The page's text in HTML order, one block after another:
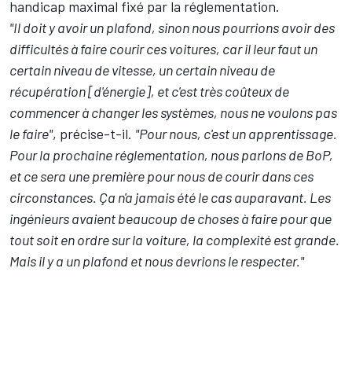
handicap maximal fixé par la réglementation.
"Il doit y avoir un plafond, sinon nous pourrions avoir des
difficultés à faire courir ces voitures, car il leur faut un
certain niveau de vitesse, un certain niveau de
récupération [d'énergie], et c'est très coûteux de
commencer à changer les systèmes, nous ne voulons pas
le faire", précise-t-il. "Pour nous, c'est un apprentissage.
Pour la prochaine réglementation, nous parlons de BoP,
et ce sera une première pour nous de courir dans ces
circonstances. Ça n'a jamais été le cas auparavant. Les
ingénieurs avaient beaucoup de choses à faire pour que
tout soit en ordre sur la voiture, la complexité est grande.
Mais il y a un plafond et nous devrions le respecter."